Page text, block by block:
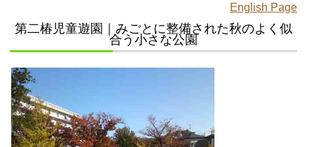
English Page
第二椿児童遊園｜みごとに整備された秋のよく似
合う小さな公園